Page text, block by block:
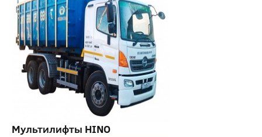
Мультилифты HINO